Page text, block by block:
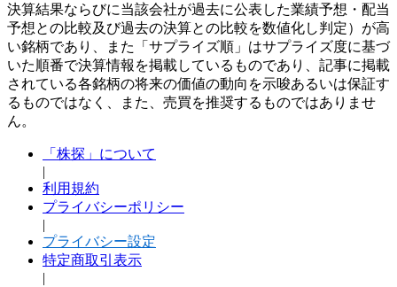
決算結果ならびに当該会社が過去に公表した業績予想・配当
予想との比較及び過去の決算との比較を数値化し判定）が高
い銘柄であり、また「サプライズ順」はサプライズ度に基づ
いた順番で決算情報を掲載しているものであり、記事に掲載
されている各銘柄の将来の価値の動向を示唆あるいは保証す
るものではなく、また、売買を推奨するものではありませ
ん。
「株探」について
|
利用規約
プライバシーポリシー
|
プライバシー設定
特定商取引表示
|